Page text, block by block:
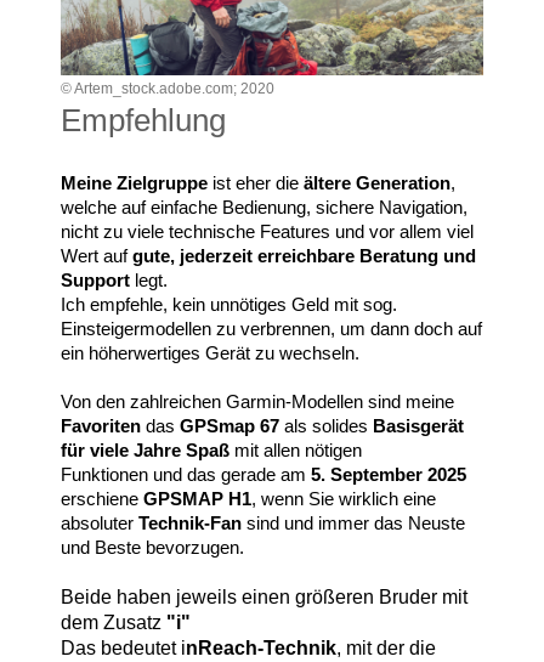
© Artem_stock.adobe.com; 2020
Empfehlung
Meine Zielgruppe ist eher die ältere Generation,
welche auf einfache Bedienung, sichere Navigation,
nicht zu viele technische Features und vor allem viel
Wert aufgute, jederzeit erreichbare Beratung und
Support legt.
Ich empfehle, kein unnötiges Geld mit sog.
Einsteigermodellen zu verbrennen, um dann doch auf
ein höherwertiges Gerät zu wechseln.
Von den zahlreichen Garmin-Modellen sind meine
Favoriten das GPSmap 67 als solides Basisgerät
für viele Jahre Spaß mit allen nötigen
Funktionen und das gerade am 5. September 2025
erschiene GPSMAP H1, wenn Sie wirklich eine
absoluter Technik-Fan sind und immer das Neuste
und Beste bevorzugen.
Beide haben jeweils einen größeren Bruder mit
dem Zusatz "i"
Das bedeutet inReach-Technik, mit der die